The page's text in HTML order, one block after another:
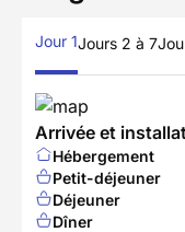
Jour 1Jours 2 à 7
Arrivée et
Hébergement
Petit-déjeuner
Déjeuner
Dîner